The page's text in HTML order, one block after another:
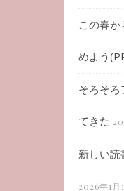
この春
めよう
そろそろ
てきた
新しい読
2026年1月